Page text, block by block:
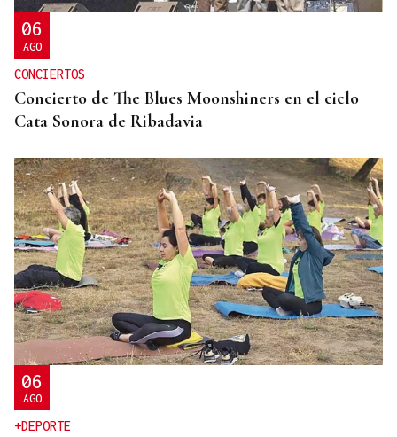
06
AGO
CONCIERTOS
Concierto de The Blues Moonshiners en el ciclo
Cata Sonora de Ribadavia
06
AGO
+DEPORTE